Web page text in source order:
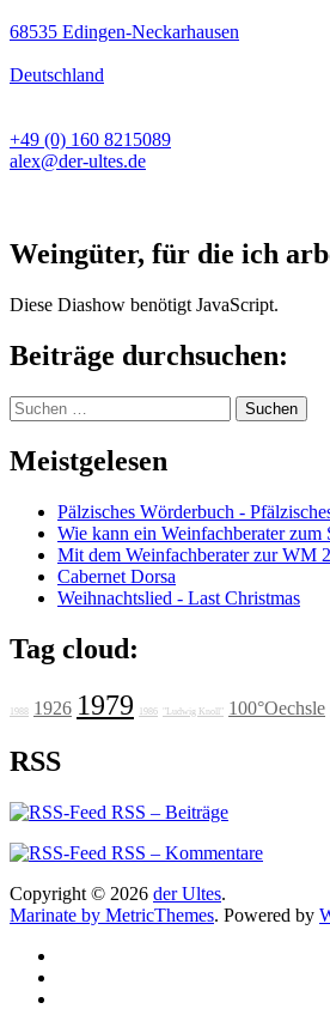
68535 Edingen-Neckarhausen
Deutschland
+49 (0) 160 8215089
alex@der-ultes.de
Weingüter, für die ich
Diese Diashow benötigt JavaScript.
Beiträge durchsuchen:
Suchen
nach:
Meistgelesen
Pälzisches Wörderbuch -
Wie kann ein Weinfachberater zum
Mit dem Weinfachberater zur WM
Cabernet Dorsa
Weihnachtslied - Last Christmas
Tag cloud:
1988 1926 1979 1986 "Ludwig Knoll" 100°Oechsle
RSS
RSS – Beiträge
RSS – Kommentare
Copyright © 2026 der Ultes.
Marinate by MetricThemes. Powered by